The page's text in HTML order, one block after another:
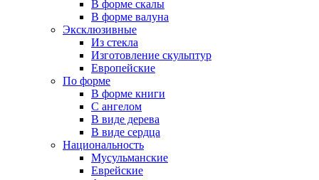
В форме скалы
В форме валуна
Эксклюзивные
Из стекла
Изготовление скульптур
Европейские
По форме
В форме книги
С ангелом
В виде дерева
В виде сердца
Национальность
Мусульманские
Еврейские